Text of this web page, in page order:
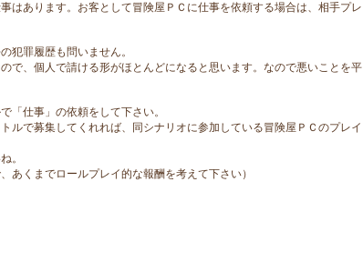
はあります。お客として冒険屋ＰＣに仕事を依頼する場合は、相手プレ
犯罪履歴も問いません。
で、個人で請ける形がほとんどになると思います。なので悪いことを平
「仕事」の依頼をして下さい。
ルで募集してくれれば、同シナリオに参加している冒険屋ＰＣのプレイ
。
あくまでロールプレイ的な報酬を考えて下さい）